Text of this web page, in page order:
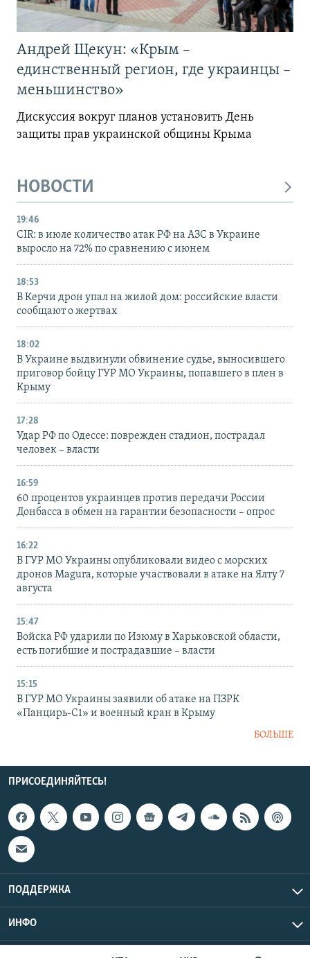
Андрей Щекун: «Крым –
единственный регион, где украинцы –
меньшинство»
Дискуссия вокруг планов установить День
защиты прав украинской общины Крыма
НОВОСТИ
19:46
CIR: в июле количество атак РФ на АЗС в Украине
выросло на 72% по сравнению с июнем
18:53
В Керчи дрон упал на жилой дом: российские власти
сообщают о жертвах
18:02
В Украине выдвинули обвинение судье, выносившего
приговор бойцу ГУР МО Украины, попавшего в плен в
Крыму
17:28
Удар РФ по Одессе: поврежден стадион, пострадал
человек – власти
16:59
60 процентов украинцев против передачи России
Донбасса в обмен на гарантии безопасности – опрос
16:22
В ГУР МО Украины опубликовали видео с морских
дронов Magura, которые участвовали в атаке на Ялту 7
августа
15:47
Войска РФ ударили по Изюму в Харьковской области,
есть погибшие и пострадавшие – власти
15:15
В ГУР МО Украины заявили об атаке на ПЗРК
«Панцирь-С1» и военный кран в Крыму
БОЛЬШЕ
ПРИСОЕДИНЯЙТЕСЬ!
ПОДДЕРЖКА
ИНФО